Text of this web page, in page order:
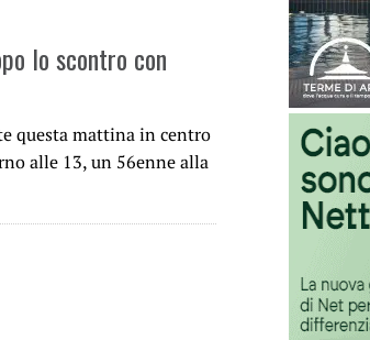
lo scontro con
questa mattina in centro
alle 13, un 56enne alla